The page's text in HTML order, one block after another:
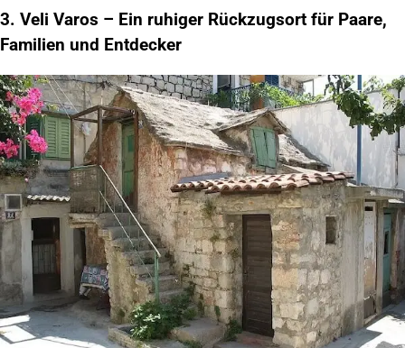
3. Veli Varos – Ein ruhiger Rückzugsort für Paare,
Familien und Entdecker